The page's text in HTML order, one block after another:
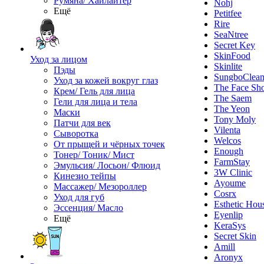
Ещё
Уход за лицом
Пэды
Уход за кожей вокруг глаз
Крем/ Гель для лица
Гели для лица и тела
Маски
Патчи для век
Сыворотка
От прыщей и чёрных точек
Тонер/ Тоник/ Мист
Эмульсия/ Лосьон/ Флюид
Кинезио тейпы
Массажер/ Мезороллер
Уход для губ
Эссенция/ Масло
Ещё
Nohj
Petitfee
Rire
SeaNtree
Secret Key
SkinFood
Skinlite
The Face
The Saem
The Yeon
Tony Moly
Vilenta
Welcos
Enough
FarmStay
3W Clinic
Ayoume
Cosrx
Esthetic
Eyenlip
KeraSys
Secret Skin
Amill
Aronyx